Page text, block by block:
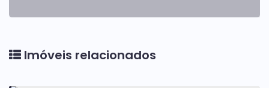
Imóveis relacionados